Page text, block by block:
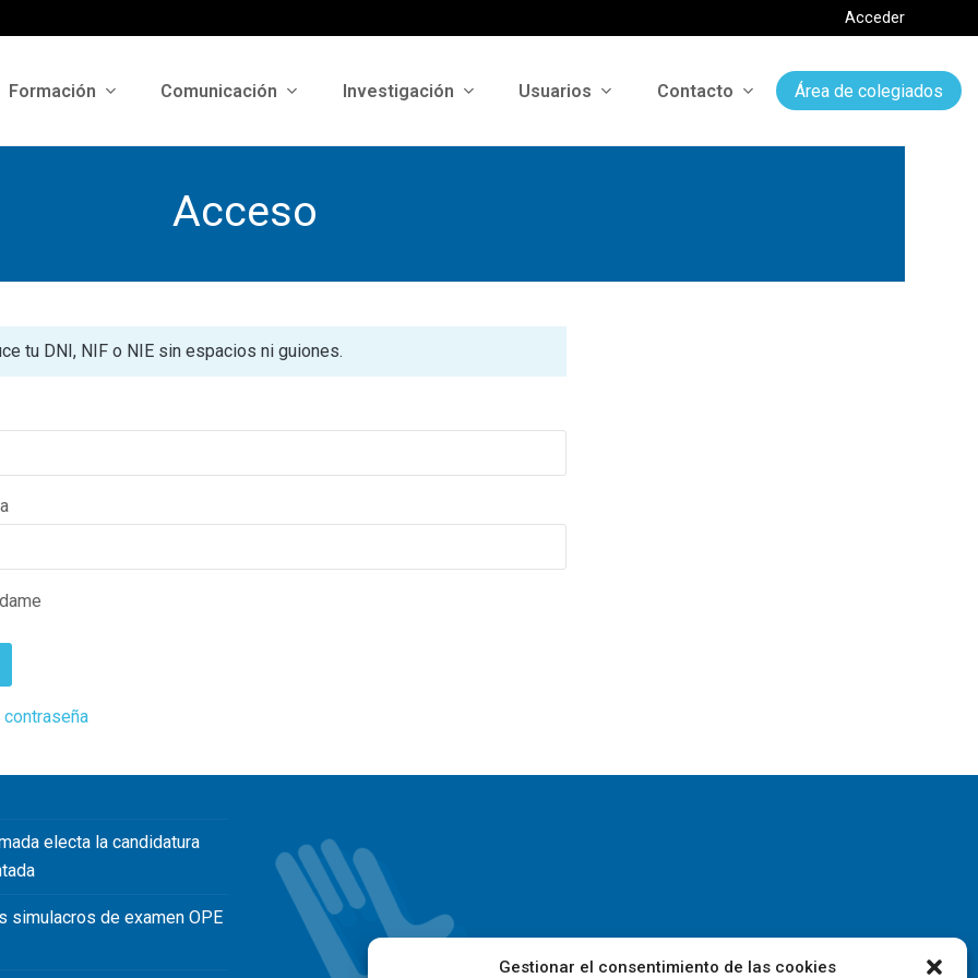
Gestionar el consentimiento de las cookies
Acceder
Formación Comunicación Investigación Usuarios Contacto Área de colegiados
Acceso
tu DNI, NIF o NIE sin espacios ni guiones.
contraseña
electa la candidatura
simulacros de examen OPE